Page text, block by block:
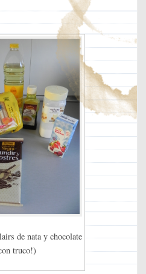
de nata y chocolate
truco!)